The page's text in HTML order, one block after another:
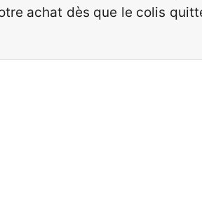
achat dès que le colis